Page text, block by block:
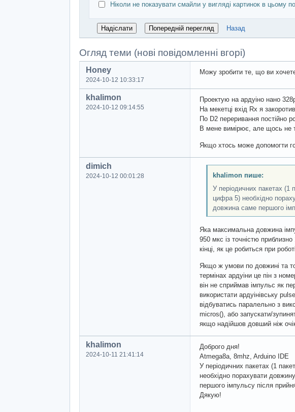
Ніколи не показувати смайли у вигляді картинок в цьому
Назад
Огляд теми (нові повідомленні вгорі)
Honey
2024-10-12 10:33:17
Можу зробити те, що ви
khalimon
2024-10-12 09:14:55
Проектую на ардуіно нано
На мекетці вхід Rx я
По D2 переривання постійно
В мене вимірює, але щось не
Якщо хтось може допомогти
dimich
2024-10-12 00:01:28
khalimon пише:
У періодичних пакетах (1
цифра 5) необхідно
довжина саме першого
Яка максимальна довжина
950 мкс із точністю
кінці, як це робиться при
Якщо ж умови по довжині та
термінах ардуіни це пін з
він не сприймав імпульс як
використати ардуінівську
відбуватись паралельно з
micros(), або запускати/
якщо надійшов довший ніж
khalimon
2024-10-11 21:41:14
Доброго дня!
Atmega8a, 8mhz, Arduino IDE
У періодичних пакетах (1
необхідно порахувати
першого імпульсу після
Дякую!